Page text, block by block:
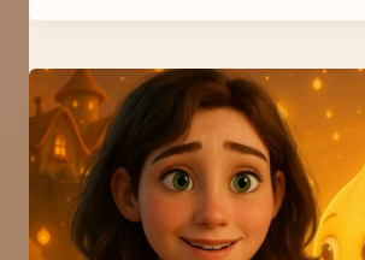
QUE
NO
FUERON:
FAMOSOS
QUE
ESCAPARON
AL
ABORTO
Y